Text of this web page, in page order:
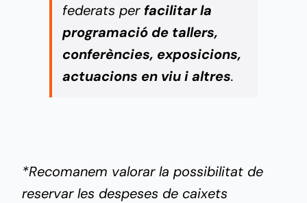
federats per facilitar la
programació de tallers,
conferències, exposicions,
actuacions en viu i altres.
*Recomanem valorar la possibilitat de
reservar les despeses de caixets